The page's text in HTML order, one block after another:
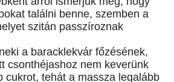
találni benne, szemben a
szitán passzíroznak
a baracklekvár főzésének,
csonthéjashoz nem keverünk
cukrot, tehát a massza legalább